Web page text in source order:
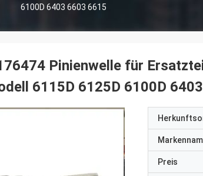
6100D 6403 6603 6615
Pinienwelle für
6115D 6125D 6100D
Preis